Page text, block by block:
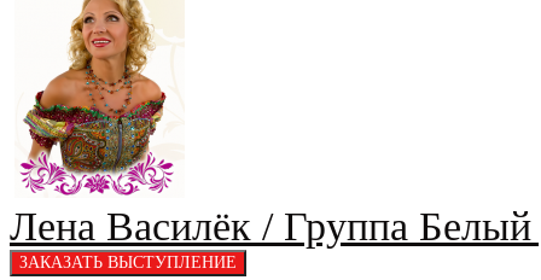
Лена Василёк / Группа Белый